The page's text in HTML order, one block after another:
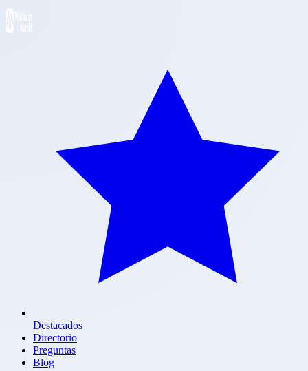
Destacados
Directorio
Preguntas
Blog